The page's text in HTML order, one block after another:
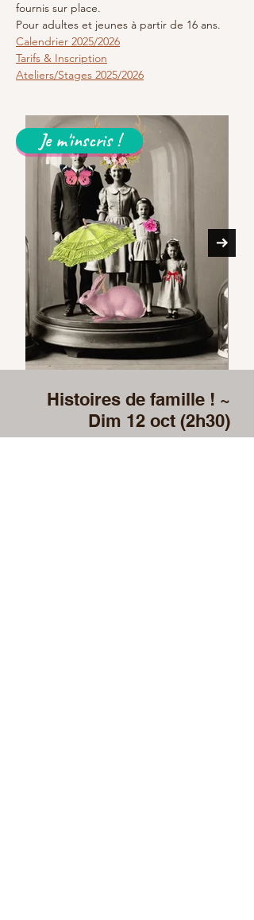
fournis sur place.
Pour adultes et jeunes à partir de 16 ans.
Calendrier 2025/2026
Tarifs & Inscription
Ateliers/Stages 2025/2026
Histoires de famille ! ~
Dim 12 oct (2h30)
Je m'inscris !